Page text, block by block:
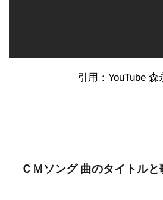
引用：YouTube 森
ＣＭソング 曲のタイトルと